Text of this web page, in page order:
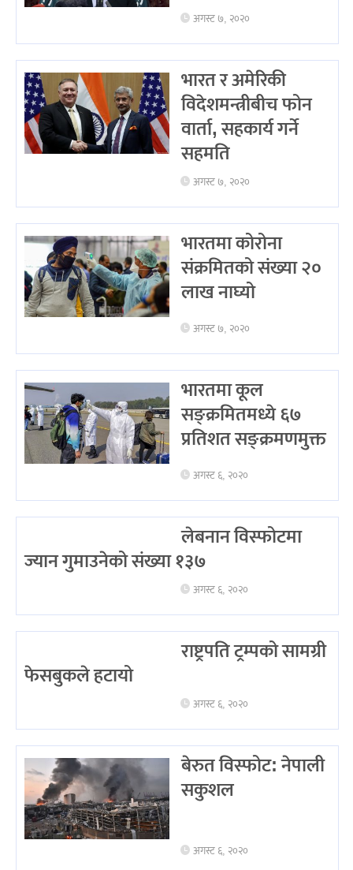
अगस्ट ७, २०२०
भारत र अमेरिकी
विदेशमन्त्रीबीच फोन
वार्ता, सहकार्य गर्ने
सहमति
अगस्ट ७, २०२०
भारतमा कोरोना
संक्रमितको संख्या २०
लाख नाघ्यो
अगस्ट ७, २०२०
भारतमा कूल
सङ्क्रमितमध्ये ६७
प्रतिशत सङ्क्रमणमुक्त
अगस्ट ६, २०२०
लेबनान विस्फोटमा
ज्यान गुमाउनेको संख्या १३७
अगस्ट ६, २०२०
राष्ट्रपति ट्रम्पको सामग्री
फेसबुकले हटायो
अगस्ट ६, २०२०
बेरुत विस्फोट: नेपाली
सकुशल
अगस्ट ६, २०२०